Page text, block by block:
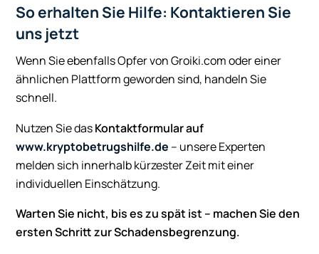
So erhalten Sie Hilfe: Kontaktieren Sie
uns jetzt
Wenn Sie ebenfalls Opfer von Groiki.com oder einer
ähnlichen Plattform geworden sind, handeln Sie
schnell.
Nutzen Sie dasKontaktformular auf
www.kryptobetrugshilfe.de – unsere Experten
melden sich innerhalb kürzester Zeit mit einer
individuellen Einschätzung.
Warten Sie nicht, bis es zu spät ist – machen Sie den
ersten Schritt zur Schadensbegrenzung.